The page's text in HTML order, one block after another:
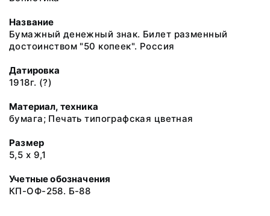
Название
Бумажный денежный знак. Билет разменный
достоинством "50 копеек". Россия
Датировка
1918г. (?)
Материал, техника
бумага; Печать типографская цветная
Размер
5,5 х 9,1
Учетные обозначения
КП-ОФ-258. Б-88